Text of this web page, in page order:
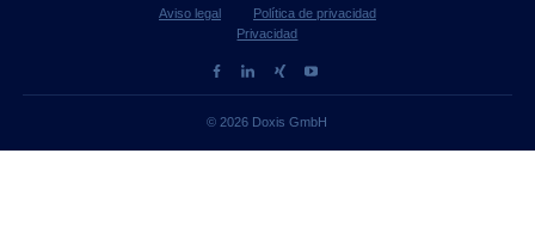
Aviso legal
Política de privacidad
Privacidad
© 2026 Doxis GmbH